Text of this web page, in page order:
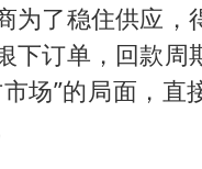
为了稳住供应，
下订单，回款周
场”的局面，直